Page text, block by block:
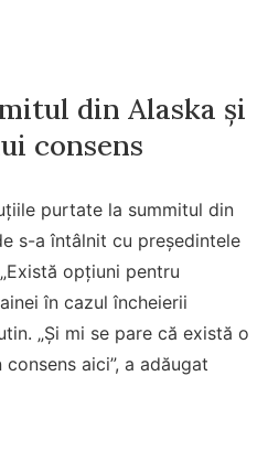
din Alaska și
consens
purtate la summitul din
s-a întâlnit cu președintele
opţiuni pentru
în cazul încheierii
„Şi mi se pare că există o
aici”, a adăugat